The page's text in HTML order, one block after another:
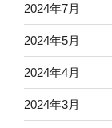
2024年7月
2024年5月
2024年4月
2024年3月